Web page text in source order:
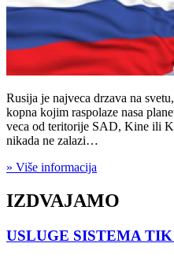
Rusija je najveca drzava na
kopna kojim raspolaze nasa
veca od teritorije SAD, Kine ili
nikada ne zalazi…
» Više informacija
IZDVAJAMO
USLUGE SISTEMA